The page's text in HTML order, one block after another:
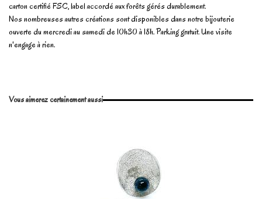
carton certifié FSC, label accordé aux forêts gérés durablement.
Nos nombreuses autres créations sont disponibles dans notre bijouterie
ouverte du mercredi au samedi de 10h30 à 18h. Parking gratuit. Une visite
n'engage à rien.
Marque
Vous aimerez certainement aussi